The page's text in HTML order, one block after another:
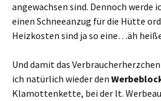
angewachsen sind. Dennoch werde
einen Schneeanzug für die Hütte
Heizkosten sind ja so eine…äh
Und damit das
ich natürlich wieder den
Klamottenkette, bei der lt.